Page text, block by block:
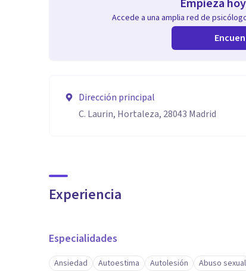
Empieza
Accede a una amplia red de
Dirección principal
C. Laurin, Hortaleza, 28043 Madrid
Experiencia
Especialidades
Ansiedad Autoestima Autolesión Abuso sexual